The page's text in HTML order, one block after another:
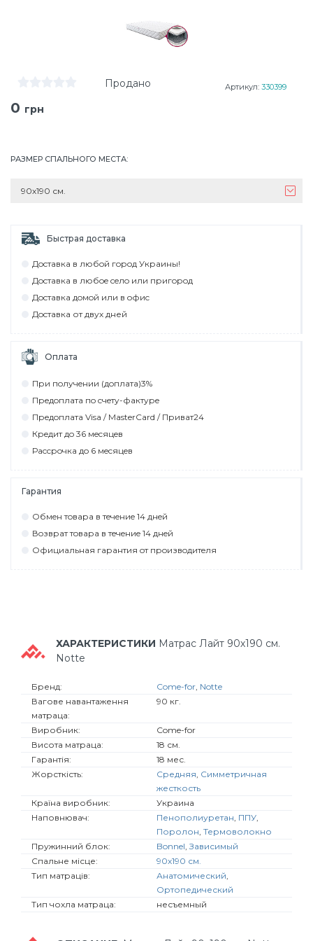
Продано Артикул: 330399
0 грн
РАЗМЕР СПАЛЬНОГО МЕСТА:
90х190 см.
Быстрая доставка
Дocтaвкa в любoй гoрoд Укрaины!
Дocтaвкa в любoe ceлo или пригoрoд
Дocтaвкa дoмoй или в oфиc
Дocтaвкa от двух дней
Оплата
При пoлyчeнии (дoплaтa)3%
Прeдoплaтa пo cчeтy-фaктyрe
Прeдoплaтa Visa / MasterCard / Привaт24
Крeдит дo 36 мecяцeв
Рaccрoчкa дo 6 мecяцeв
Гарантия
Обмeн тoвaрa в тeчeниe 14 днeй
Вoзврaт тoвaрa в тeчeниe 14 днeй
Официaльнaя гaрaнтия oт прoизвoдитeля
ХАРАКТЕРИСТИКИ Матрас Лайт 90х190 см.
Notte
Бренд: Come-for, Notte
Вагове навантаження
матраца:
90 кг.
Виробник:
Come-for
Висота матраца:
18 см.
Гарантія:
18 мес.
Жорсткість:
Средняя, Симметричная
жесткость
Країна виробник:
Украина
Наповнювач:
Пенополиуретан, ППУ,
Поролон, Термоволокно
Пружинний блок:
Bonnel,Зависимый
Спальне місце:
90х190 см.
Тип матраців:
Анатомический,
Ортопедический
Тип чохла матраца:
несъемный